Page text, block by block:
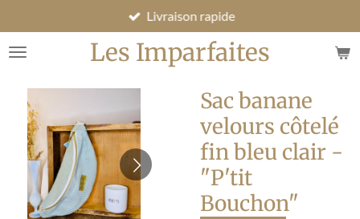
au
contenu
Les Imparfaites
Livraison rapide
Sac banane
velours côtelé
fin bleu clair -
"P'tit
Bouchon"